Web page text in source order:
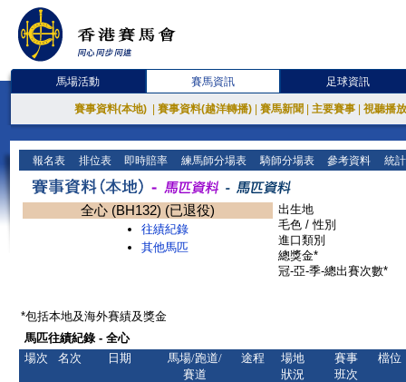
馬場活動 賽馬資訊 足球資訊
賽事資料(本地) 賽事資料(越洋轉播) 賽馬新聞 主要賽事 視聽播
報名表 排位表 即時賠率 練馬師分場表 騎師分場表 參考資料 統
全心 (BH132) (已退役)
往績紀錄
其他馬匹
出生地
毛色 / 性別
進口類別
總獎金*
冠-亞-季-總出賽次數*
*包括本地及海外賽績及獎金
馬匹往績紀錄 - 全心
場次
名次 日期
馬場/跑道/
賽道
途程
場地
狀況
賽事
班次
檔位